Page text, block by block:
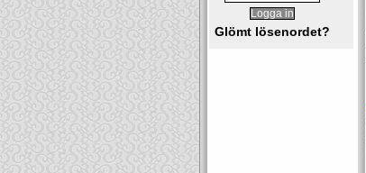
Glömt lösenordet?